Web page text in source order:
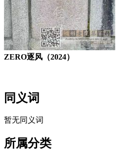
ZERO逐风（2024）
同义词
暂无同义词
所属分类